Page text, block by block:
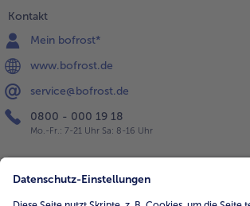
Kontakt
Mein bofrost*
www.bofrost.de
service@bofrost.de
0800 - 000 19 18
Mo.-Fr.: 7-21 Uhr Sa: 8-16 Uhr
Service